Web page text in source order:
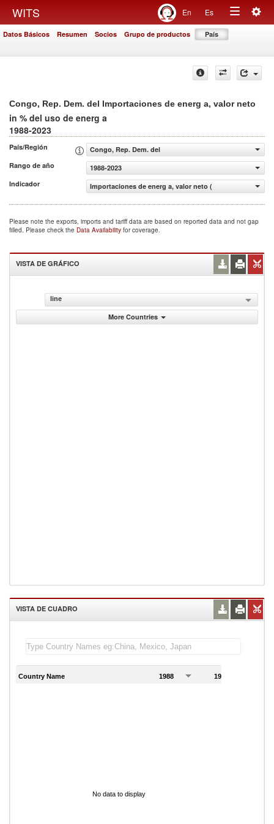
WITS En Es
Toggle
Datos Básicos Resumen Socios Grupo de productos País
Congo, Rep. Dem. del Importaciones de energ a, valor neto
in % del uso de energ a
1988-2023
País/Región
Congo, Rep. Dem. del
Rango de año
1988-2023
Indicador
Importaciones de energ a, valor neto (% del uso de
Please note the exports, imports and tariff data are based on reported data and not gap
filled. Please check the Data Availability for coverage.
VISTA DE GRÁFICO
line
More Countries
VISTA DE CUADRO
Country Name 1988 1989
No data to display